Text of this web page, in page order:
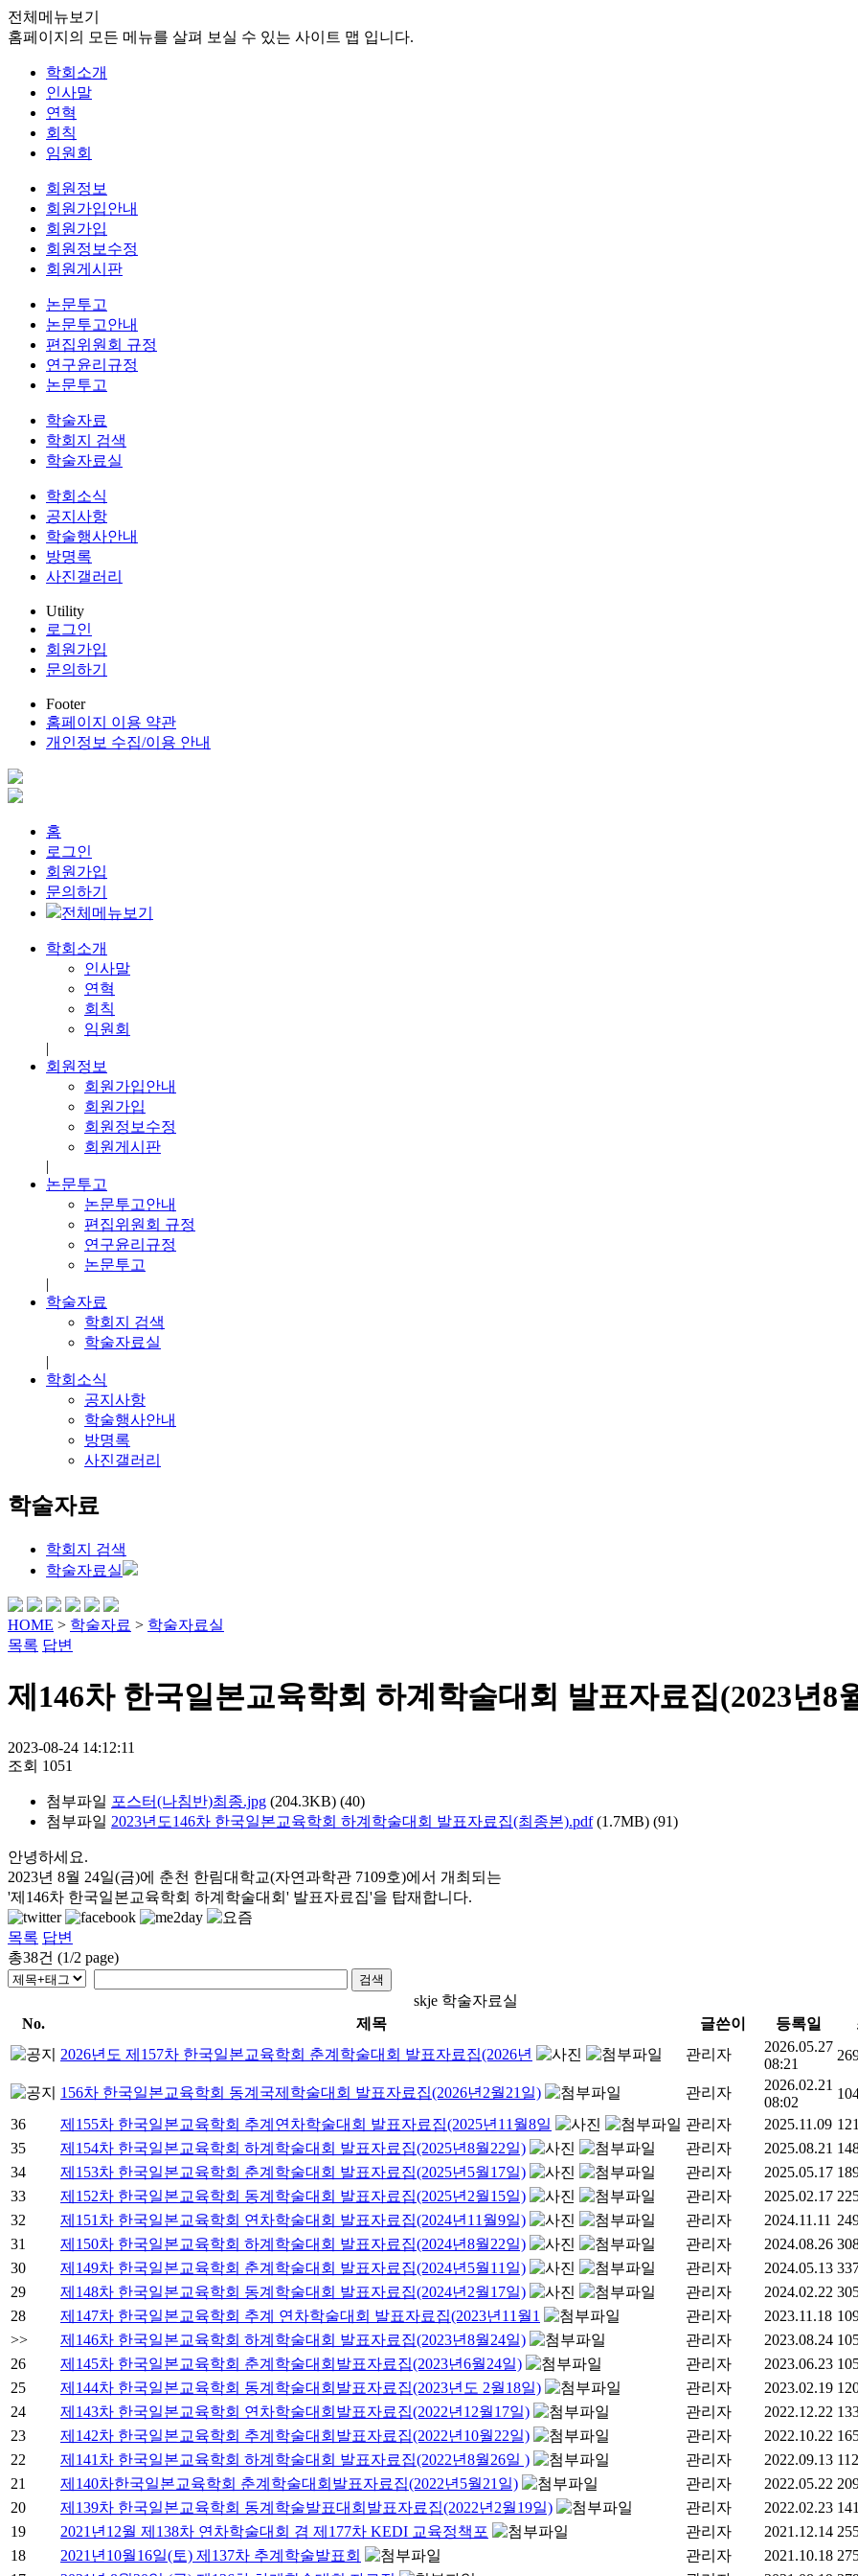
전체메뉴보기
홈페이지의 모든 메뉴를 살펴 보실 수 있는 사이트 맵 입니다.
학회소개
인사말
연혁
회칙
임원회
회원정보
회원가입안내
회원가입
회원정보수정
회원게시판
논문투고
논문투고안내
편집위원회 규정
연구윤리규정
논문투고
학술자료
학회지 검색
학술자료실
학회소식
공지사항
학술행사안내
방명록
사진갤러리
Utility
로그인
회원가입
문의하기
Footer
홈페이지 이용 약관
개인정보 수집/이용 안내
홈
로그인
회원가입
문의하기
전체메뉴보기
학회소개
인사말
연혁
회칙
임원회
|
회원정보
회원가입안내
회원가입
회원정보수정
회원게시판
|
논문투고
논문투고안내
편집위원회 규정
연구윤리규정
논문투고
|
학술자료
학회지 검색
학술자료실
|
학회소식
공지사항
학술행사안내
방명록
사진갤러리
학술자료
학회지 검색
학술자료실
HOME > 학술자료 > 학술자료실
목록 답변
제146차 한국일본교육학회 하계학술대회 발표자료집(2023년8
2023-08-24 14:12:11
조회 1051
첨부파일 포스터(나침반)최종.jpg (204.3KB) (40)
첨부파일 2023년도146차 한국일본교육학회 하계학술대회 발표자료집(최종본).pdf (1.7MB) (91)
안녕하세요.
2023년 8월 24일(금)에 춘천 한림대학교(자연과학관 7109호)에서 개최되는
'제146차 한국일본교육학회 하계학술대회' 발표자료집'을 탑재합니다.
목록 답변
총38건 (1/2 page)
skje 학술자료실
No.
제목 글쓴이 등록일
2026년도 제157차 한국일본교육학회 춘계학술대회 발표자료집(2026년
관리자
2026.05.27
08:21
156차 한국일본교육학회 동계국제학술대회 발표자료집(2026년2월21일) 관리자
2026.02.21
08:02
36
제155차 한국일본교육학회 추계연차학술대회 발표자료집(2025년11월8일 관리자 2025.11.09
35
제154차 한국일본교육학회 하계학술대회 발표자료집(2025년8월22일) 관리자 2025.08.21
34
제153차 한국일본교육학회 춘계학술대회 발표자료집(2025년5월17일) 관리자 2025.05.17
33
제152차 한국일본교육학회 동계학술대회 발표자료집(2025년2월15일) 관리자 2025.02.17
32
제151차 한국일본교육학회 연차학술대회 발표자료집(2024년11월9일) 관리자 2024.11.11
31
제150차 한국일본교육학회 하계학술대회 발표자료집(2024년8월22일) 관리자 2024.08.26
30
제149차 한국일본교육학회 춘계학술대회 발표자료집(2024년5월11일) 관리자 2024.05.13
29
제148차 한국일본교육학회 동계학술대회 발표자료집(2024년2월17일) 관리자 2024.02.22
28
제147차 한국일본교육학회 추계 연차학술대회 발표자료집(2023년11월1 관리자 2023.11.18
>>
제146차 한국일본교육학회 하계학술대회 발표자료집(2023년8월24일) 관리자 2023.08.24
26
제145차 한국일본교육학회 춘계학술대회발표자료집(2023년6월24일) 관리자 2023.06.23
25
제144차 한국일본교육학회 동계학술대회발표자료집(2023년도 2월18일) 관리자 2023.02.19
24
제143차 한국일본교육학회 연차학술대회발표자료집(2022년12월17일) 관리자 2022.12.22
23
제142차 한국일본교육학회 추계학술대회발표자료집(2022년10월22일) 관리자 2022.10.22
22
제141차 한국일본교육학회 하계학술대회 발표자료집(2022년8월26일 ) 관리자 2022.09.13
21
제140차한국일본교육학회 춘계학술대회발표자료집(2022년5월21일) 관리자 2022.05.22
20
제139차 한국일본교육학회 동계학술발표대회발표자료집(2022년2월19일) 관리자 2022.02.23
19
2021년12월 제138차 연차학술대회 겸 제177차 KEDI 교육정책포 관리자 2021.12.14
18
2021년10월16일(토) 제137차 추계학술발표회 관리자 2021.10.18